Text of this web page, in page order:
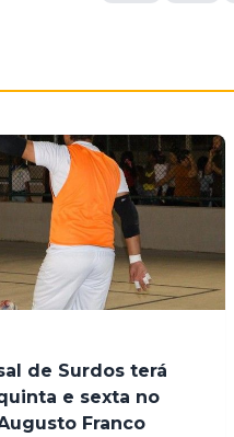
de Surdos terá
e sexta no
Franco